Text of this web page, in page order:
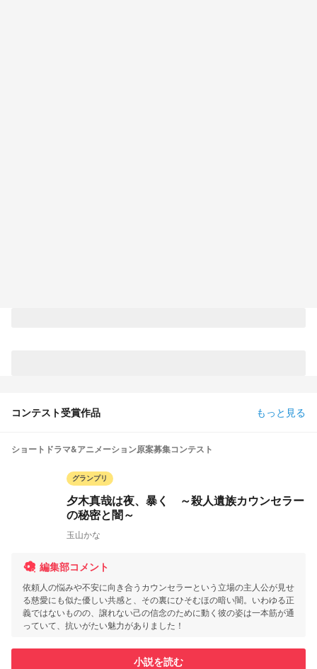
コンテスト受賞作品 もっと見る
ショートドラマ&アニメーション原案募集コンテスト
グランプリ
夕木真哉は夜、暴く ～殺人遺族カウンセラー
の秘密と闇～
玉山かな
編集部コメント
依頼人の悩みや不安に向き合うカウンセラーという立場の主人公が見せ
る慈愛にも似た優しい共感と、その裏にひそむほの暗い闇。いわゆる正
義ではないものの、譲れない己の信念のために動く彼の姿は一本筋が通
っていて、抗いがたい魅力がありました！
小説を読む